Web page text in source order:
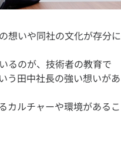
想いや同社の文化が存分に
るのが、技術者の教育で
う田中社長の強い想いがあ
カルチャーや環境があるこ